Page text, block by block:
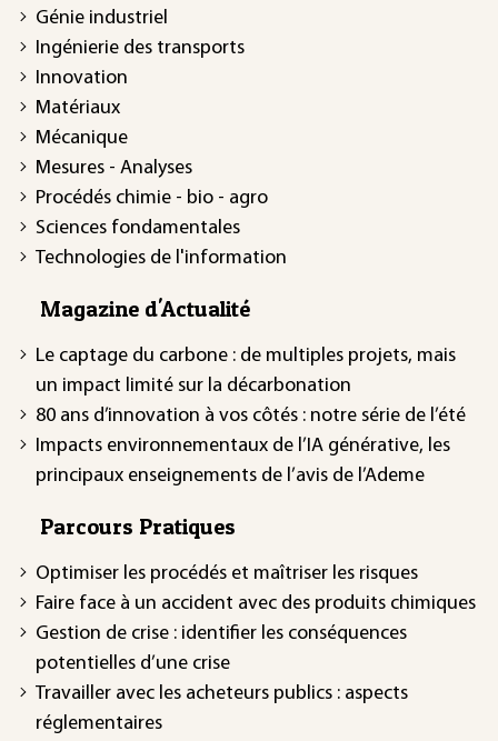
Génie industriel
Ingénierie des transports
Innovation
Matériaux
Mécanique
Mesures - Analyses
Procédés chimie - bio - agro
Sciences fondamentales
Technologies de l'information
Magazine d'Actualité
Le captage du carbone : de multiples projets, mais
un impact limité sur la décarbonation
80 ans d’innovation à vos côtés : notre série de l’été
Impacts environnementaux de l’IA générative, les
principaux enseignements de l’avis de l’Ademe
Parcours Pratiques
Optimiser les procédés et maîtriser les risques
Faire face à un accident avec des produits chimiques
Gestion de crise : identifier les conséquences
potentielles d’une crise
Travailler avec les acheteurs publics : aspects
réglementaires